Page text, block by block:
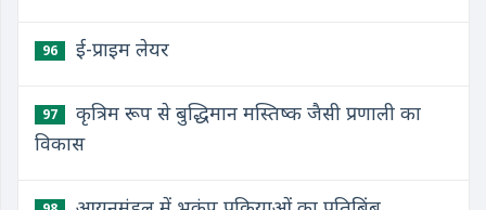
96 ई-प्राइम लेयर
97
कृत्रिम रूप से बुद्धिमान मस्तिष्क जैसी प्रणाली का
विकास